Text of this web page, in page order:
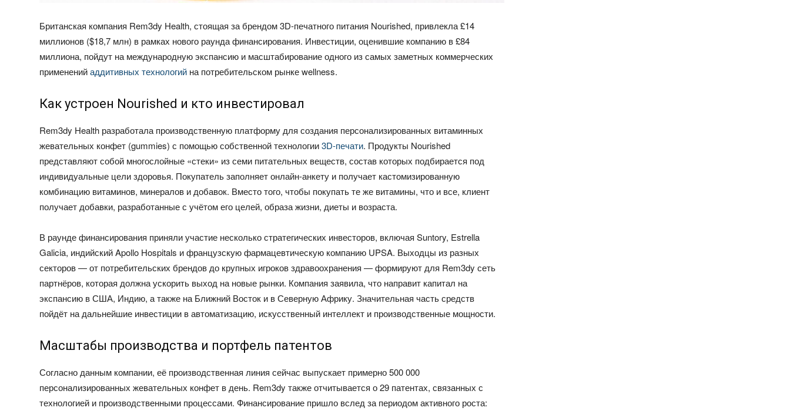
Британская компания Rem3dy Health, стоящая за брендом 3D-печатного питания Nourished, привлекла £14
миллионов ($18,7 млн) в рамках нового раунда финансирования. Инвестиции, оценившие компанию в £84
миллиона, пойдут на международную экспансию и масштабирование одного из самых заметных коммерческих
примененийаддитивных технологий на потребительском рынке wellness.
Как устроен Nourished и кто инвестировал
Rem3dy Health разработала производственную платформу для создания персонализированных витаминных
жевательных конфет (gummies) с помощью собственной технологии3D-печати. Продукты Nourished
представляют собой многослойные «стеки» из семи питательных веществ, состав которых подбирается под
индивидуальные цели здоровья. Покупатель заполняет онлайн-анкету и получает кастомизированную
комбинацию витаминов, минералов и добавок. Вместо того, чтобы покупать те же витамины, что и все, клиент
получает добавки, разработанные с учётом его целей, образа жизни, диеты и возраста.
В раунде финансирования приняли участие несколько стратегических инвесторов, включая Suntory, Estrella
Galicia, индийский Apollo Hospitals и французскую фармацевтическую компанию UPSA. Выходцы из разных
секторов — от потребительских брендов до крупных игроков здравоохранения — формируют для Rem3dy сеть
партнёров, которая должна ускорить выход на новые рынки. Компания заявила, что направит капитал на
экспансию в США, Индию, а также на Ближний Восток и в Северную Африку. Значительная часть средств
пойдёт на дальнейшие инвестиции в автоматизацию, искусственный интеллект и производственные мощности.
Масштабы производства и портфель патентов
Согласно данным компании, её производственная линия сейчас выпускает примерно 500 000
персонализированных жевательных конфет в день. Rem3dy также отчитывается о 29 патентах, связанных с
технологией и производственными процессами. Финансирование пришло вслед за периодом активного роста: